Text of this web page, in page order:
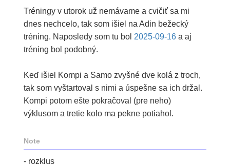
Tréningy v utorok už nemávame a cvičiť sa mi
dnes nechcelo, tak som išiel na Adin bežecký
tréning. Naposledy som tu bol 2025-09-16 a aj
tréning bol podobný.
Keď išiel Kompi a Samo zvyšné dve kolá z troch,
tak som vyštartoval s nimi a úspešne sa ich držal.
Kompi potom ešte pokračoval (pre neho)
výklusom a tretie kolo ma pekne potiahol.
Note
- rozklus